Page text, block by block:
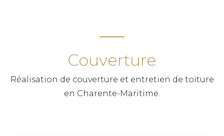
Couverture
Réalisation de couverture et entretien de toiture
en Charente-Maritime.